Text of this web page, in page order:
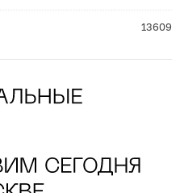
13609